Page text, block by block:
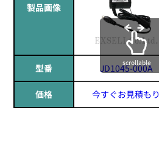
製品画像
型番 JD1045-000A
価格 今すぐお見積もり
scrollable